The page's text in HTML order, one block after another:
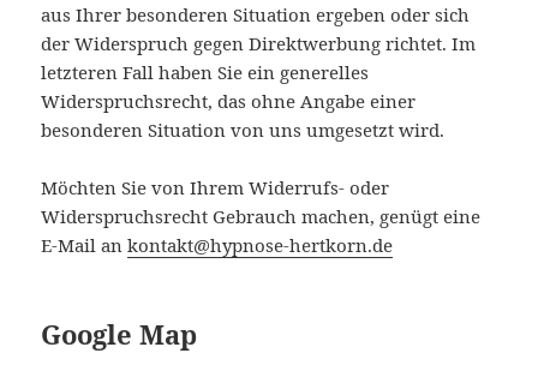
aus Ihrer besonderen Situation ergeben oder sich
der Widerspruch gegen Direktwerbung richtet. Im
letzteren Fall haben Sie ein generelles
Widerspruchsrecht, das ohne Angabe einer
besonderen Situation von uns umgesetzt wird.
Möchten Sie von Ihrem Widerrufs- oder
Widerspruchsrecht Gebrauch machen, genügt eine
E-Mail ankontakt@hypnose-hertkorn.de
Google Map